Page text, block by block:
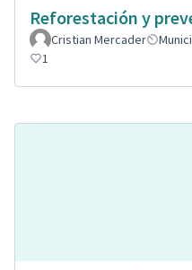
Reforestación y
Cristian Mercader
1